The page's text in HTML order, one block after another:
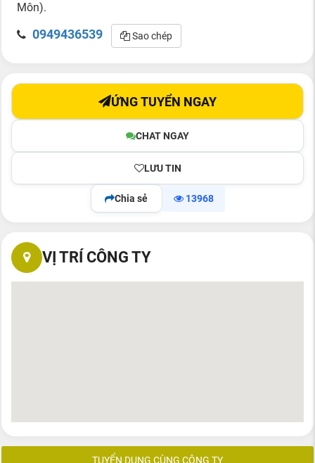
Môn).
0949436539 Sao chép
CHAT NGAY
LƯU TIN
ỨNG TUYỂN NGAY
Chia sẻ 13968
VỊ TRÍ CÔNG TY
TUYỂN DỤNG CÙNG CÔNG TY